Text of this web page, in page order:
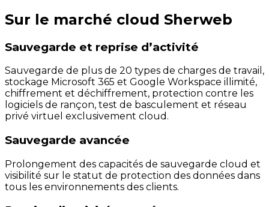
Sur le marché cloud Sherweb
Sauvegarde et reprise d’activité
Sauvegarde de plus de 20 types de charges de travail,
stockage Microsoft 365 et Google Workspace illimité,
chiffrement et déchiffrement, protection contre les
logiciels de rançon, test de basculement et réseau
privé virtuel exclusivement cloud.
Sauvegarde avancée
Prolongement des capacités de sauvegarde cloud et
visibilité sur le statut de protection des données dans
tous les environnements des clients.